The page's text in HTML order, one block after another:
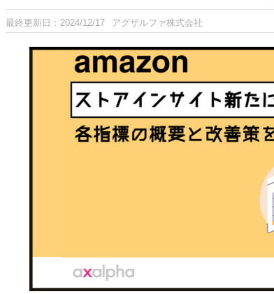
最終更新日： 2024/12/17 アグザルファ株式会社